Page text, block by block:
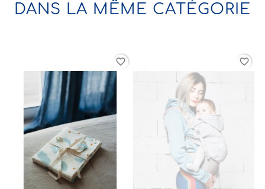
DANS LA MÊME CATÉGORIE
favorite_border favorite_border